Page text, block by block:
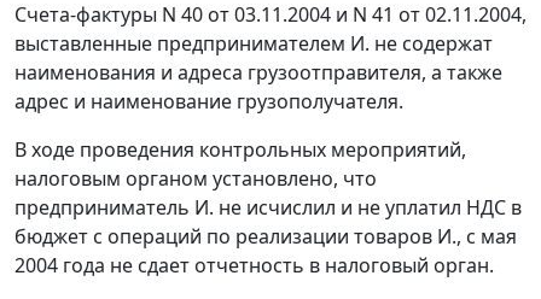
Счета-фактуры N 40 от 03.11.2004 и N 41 от 02.11.2004,
выставленные предпринимателем И. не содержат
наименования и адреса грузоотправителя, а также
адрес и наименование грузополучателя.
В ходе проведения контрольных мероприятий,
налоговым органом установлено, что
предприниматель И. не исчислил и не уплатил НДС в
бюджет с операций по реализации товаров И., с мая
2004 года не сдает отчетность в налоговый орган.